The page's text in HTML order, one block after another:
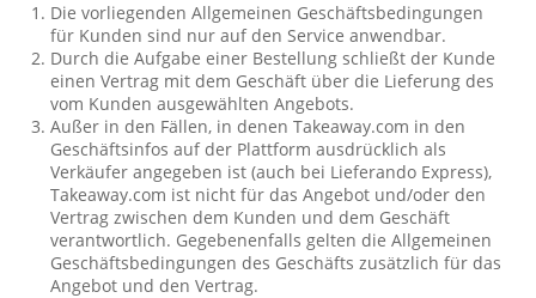
Die vorliegenden Allgemeinen Geschäftsbedingungen
für Kunden sind nur auf den Service anwendbar.
Durch die Aufgabe einer Bestellung schließt der Kunde
einen Vertrag mit dem Geschäft über die Lieferung des
vom Kunden ausgewählten Angebots.
Außer in den Fällen, in denen Takeaway.com in den
Geschäftsinfos auf der Plattform ausdrücklich als
Verkäufer angegeben ist (auch bei Lieferando Express),
Takeaway.com ist nicht für das Angebot und/oder den
Vertrag zwischen dem Kunden und dem Geschäft
verantwortlich. Gegebenenfalls gelten die Allgemeinen
Geschäftsbedingungen des Geschäfts zusätzlich für das
Angebot und den Vertrag.